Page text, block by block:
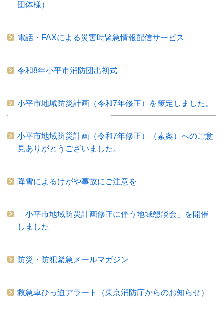
団体様）
電話・FAXによる災害時緊急情報配信サービス
令和8年小平市消防団出初式
小平市地域防災計画（令和7年修正）を策定しました。
小平市地域防災計画（令和7年修正）（素案）へのご意
見ありがとうございました。
降雪によるけがや事故にご注意を
「小平市地域防災計画修正に伴う地域懇談会」を開催
しました
防災・防犯緊急メールマガジン
救急車ひっ迫アラート（東京消防庁からのお知らせ）